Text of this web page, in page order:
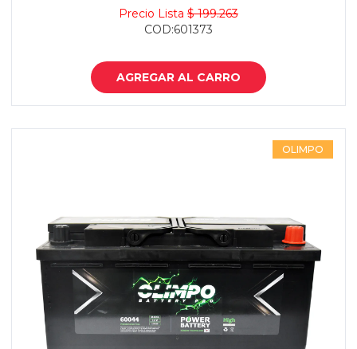
Precio Lista $ 199.263
COD:601373
AGREGAR AL CARRO
OLIMPO